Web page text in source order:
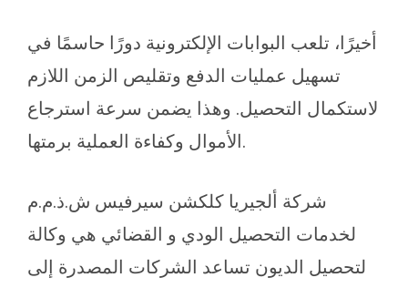
أخيرًا، تلعب البوابات الإلكترونية دورًا حاسمًا في
تسهيل عمليات الدفع وتقليص الزمن اللازم
لاستكمال التحصيل. وهذا يضمن سرعة استرجاع
الأموال وكفاءة العملية برمتها.
شركة ألجيريا كلكشن سيرفيس ش.ذ.م.م
لخدمات التحصيل الودي و القضائي هي وكالة
لتحصيل الديون تساعد الشركات المصدرة إلى